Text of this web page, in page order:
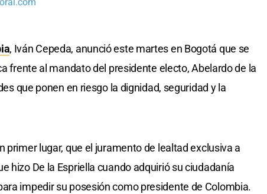
, Iván Cepeda, anunció este martes en Bogotá que se
frente al mandato del presidente electo, Abelardo de la
que ponen en riesgo la dignidad, seguridad y la
primer lugar, que el juramento de lealtad exclusiva a
hizo De la Espriella cuando adquirió su ciudadanía
impedir su posesión como presidente de Colombia.